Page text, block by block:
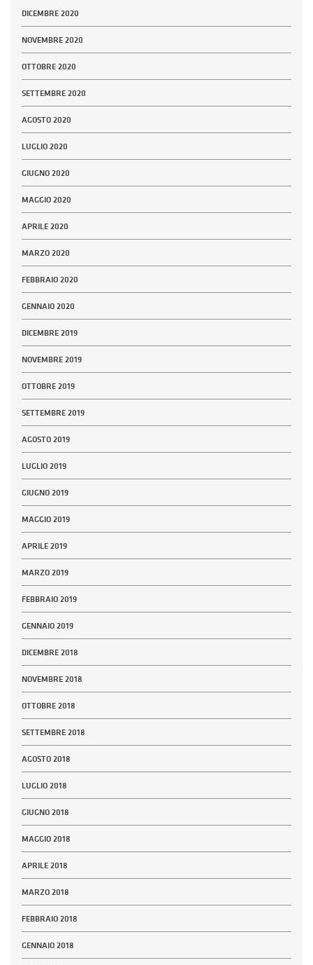
DICEMBRE 2020
NOVEMBRE 2020
OTTOBRE 2020
SETTEMBRE 2020
AGOSTO 2020
LUGLIO 2020
GIUGNO 2020
MAGGIO 2020
APRILE 2020
MARZO 2020
FEBBRAIO 2020
GENNAIO 2020
DICEMBRE 2019
NOVEMBRE 2019
OTTOBRE 2019
SETTEMBRE 2019
AGOSTO 2019
LUGLIO 2019
GIUGNO 2019
MAGGIO 2019
APRILE 2019
MARZO 2019
FEBBRAIO 2019
GENNAIO 2019
DICEMBRE 2018
NOVEMBRE 2018
OTTOBRE 2018
SETTEMBRE 2018
AGOSTO 2018
LUGLIO 2018
GIUGNO 2018
MAGGIO 2018
APRILE 2018
MARZO 2018
FEBBRAIO 2018
GENNAIO 2018